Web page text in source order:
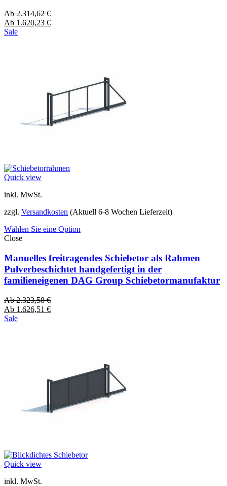
Ab2.314,62€
Ab 1.620,23 €
Sale
Quick view
inkl. MwSt.
zzgl. Versandkosten (Aktuell 6-8 Wochen Lieferzeit)
Wählen Sie eine Option
Close
Manuelles freitragendes Schiebetor als Rahmen
Pulverbeschichtet handgefertigt in der
familieneigenen DAG Group Schiebetormanufaktur
Ab2.323,58€
Ab 1.626,51 €
Sale
Quick view
inkl. MwSt.